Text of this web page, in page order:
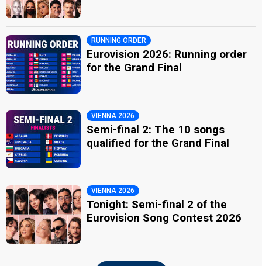
RUNNING ORDER
Eurovision 2026: Running order
for the Grand Final
VIENNA 2026
Semi-final 2: The 10 songs
qualified for the Grand Final
VIENNA 2026
Tonight: Semi-final 2 of the
Eurovision Song Contest 2026